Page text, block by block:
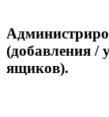
(добавления /
ящиков).